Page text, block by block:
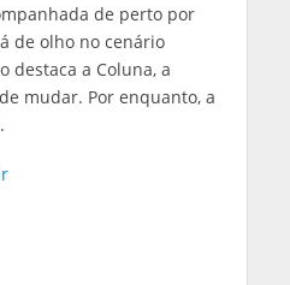
de perto por
de olho no cenário
destaca a Coluna, a
mudar. Por enquanto, a